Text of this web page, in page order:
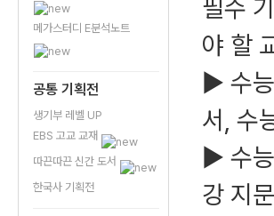
메가스터디 E분석노트
공통 기획전
생기부 레벨 UP
EBS 고교 교재
따끈따끈 신간 도서
한국사 기획전
필수
야 할
▶ 수
서, 수
▶ 수
강 지